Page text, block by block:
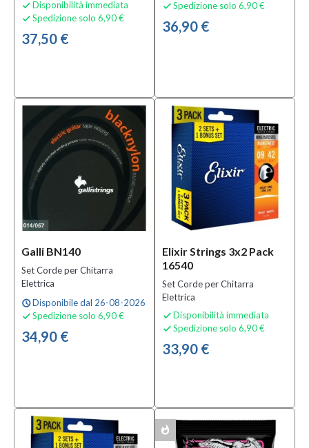
 Disponibilità immediata
 Spedizione solo 6,90 €
37,50 €
 Spedizione solo 6,90 €
36,90 €
Galli BN140
Set Corde per Chitarra
Elettrica
scheduleDisponibile dal 26-08-2026
 Spedizione solo 6,90 €
34,90 €
Elixir Strings 3x2 Pack
16540
Set Corde per Chitarra
Elettrica
 Disponibilità immediata
 Spedizione solo 6,90 €
33,90 €
whatshot